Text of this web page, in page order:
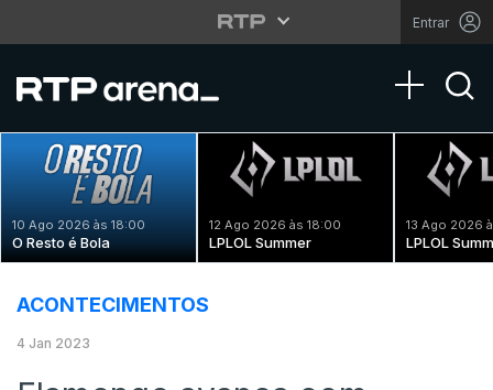
Entrar
Toggle
10 Ago 2026 às 18:00
O Resto é Bola
12 Ago 2026 às 18:00
LPLOL Summer
13 Ago 2026
LPLOL
ACONTECIMENTOS
4 Jan 2023